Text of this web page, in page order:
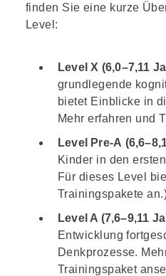
Vorbereitungstipps für
Vorteile des CAT4 Tests
Entdecken Sie unsere
finden Sie eine kurze
Level:
Level X (6,0–7,11
grundlegende
bietet Einblicke in
Mehr erfahren und
Level Pre-A
Kinder in den
Für dieses Level
Trainingspakete
Level A (7,6–9,11
Entwicklung
Denkprozesse.
Trainingspaket